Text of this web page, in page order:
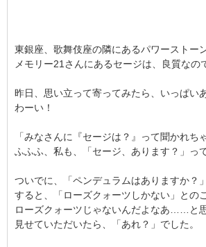
東銀座、歌舞伎座の隣にあるパワーストー
メモリー21さんにあるセージは、良質なの
昨日、思い立って寄ってみたら、いっぱい
わーい！
「みなさんに『セージは？』って聞かれち
ふふふ、私も、「セージ、あります？」っ
ついでに、「ペンデュラムはありますか？
すると、「ローズクォーツしかない」とのこ
ローズクォーツじゃないんだよなあ……と
見せていただいたら、「あれ？」でした。